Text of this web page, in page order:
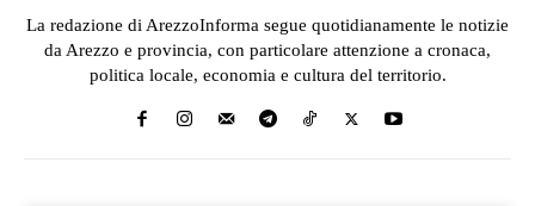
La redazione di ArezzoInforma segue quotidianamente le notizie
da Arezzo e provincia, con particolare attenzione a cronaca,
politica locale, economia e cultura del territorio.